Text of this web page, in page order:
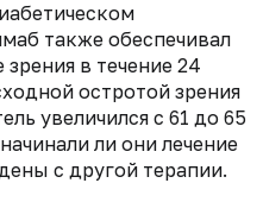
также обеспечивал
в течение 24
остротой зрения
увеличился с 61 до 65
ли они лечение
с другой терапии.